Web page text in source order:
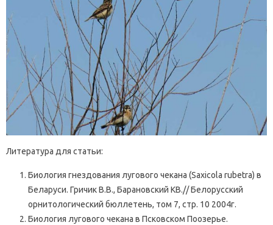
Литература для статьи:
Биология гнездования лугового чекана (Saxicola rubetra) в
Беларуси. Гричик В.В., Барановский КВ.// Белорусский
орнитологический бюллетень, том 7, стр. 10 2004г.
Биология лугового чекана в Псковском Поозерье.